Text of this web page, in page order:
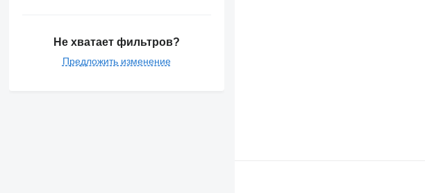
Не хватает фильтров?
Предложить изменение